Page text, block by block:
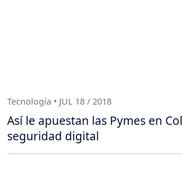
Tecnología • JUL 18 / 2018
Así le apuestan las Pymes en
seguridad digital